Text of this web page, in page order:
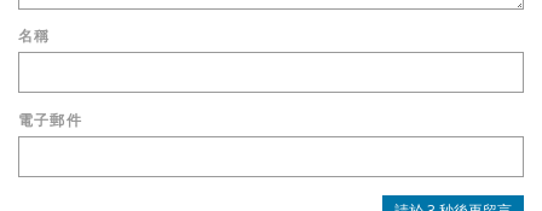
名稱
電子郵件